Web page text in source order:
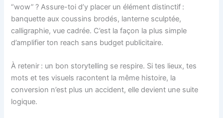
“wow” ? Assure-toi d’y placer un élément distinctif :
banquette aux coussins brodés, lanterne sculptée,
calligraphie, vue cadrée. C’est la façon la plus simple
d’amplifier ton reach sans budget publicitaire.
À retenir : un bon storytelling se respire. Si tes lieux, tes
mots et tes visuels racontent la même histoire, la
conversion n’est plus un accident, elle devient une suite
logique.